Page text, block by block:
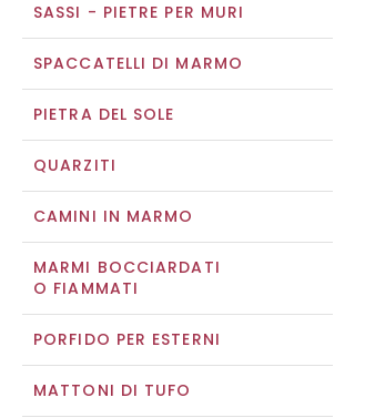
SASSI - PIETRE PER MURI
SPACCATELLI DI MARMO
PIETRA DEL SOLE
QUARZITI
CAMINI IN MARMO
MARMI BOCCIARDATI
O FIAMMATI
PORFIDO PER ESTERNI
MATTONI DI TUFO